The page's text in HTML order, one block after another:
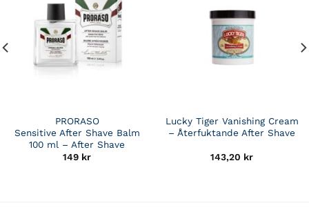
PRORASO
Sensitive After Shave Balm
100 ml – After Shave
149 kr
Lucky Tiger Vanishing Cream
– Återfuktande After Shave
143,20 kr